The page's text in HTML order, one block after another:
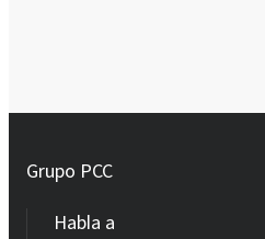
Grupo PCC
Habla a